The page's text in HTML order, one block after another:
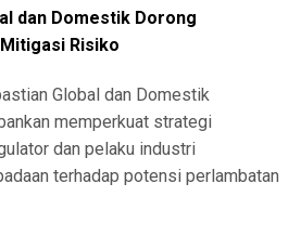
dan Domestik Dorong
Risiko
Global dan Domestik
memperkuat strategi
dan pelaku industri
terhadap potensi perlambatan